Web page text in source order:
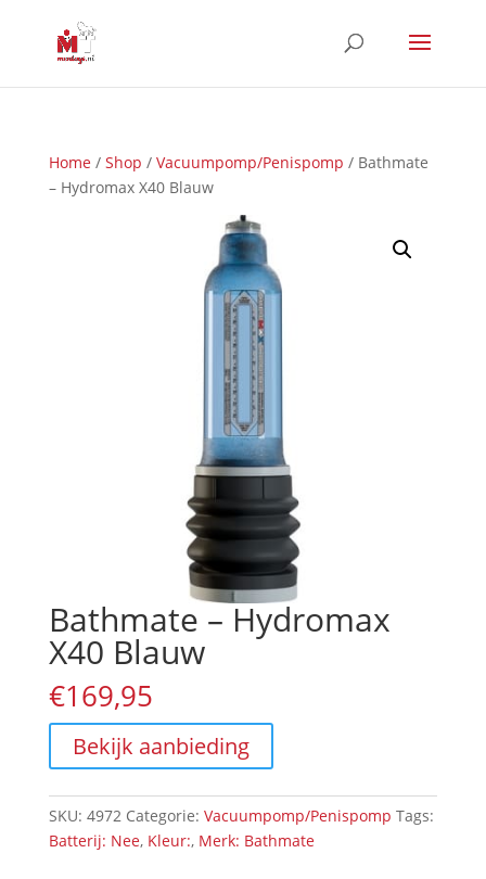
Home/ Shop / Vacuumpomp/Penispomp / Bathmate
– Hydromax X40 Blauw
Bathmate – Hydromax
X40 Blauw
€169,95
Bekijk aanbieding
SKU: 4972 Categorie: Vacuumpomp/Penispomp Tags:
Batterij: Nee, Kleur:, Merk: Bathmate